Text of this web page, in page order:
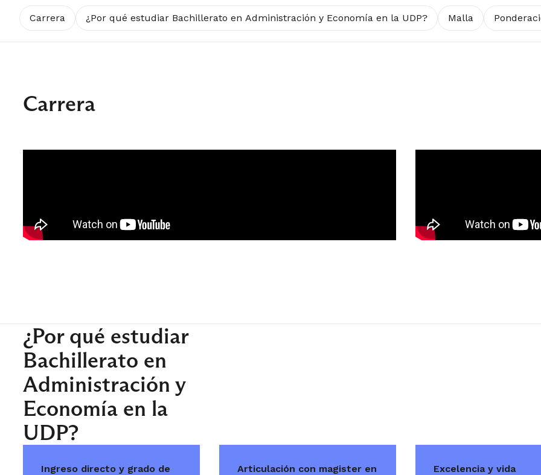
Carrera ¿Por qué estudiar Bachillerato en Administración y Economía en la UDP? Malla
Carrera
¿Por qué estudiar
Bachillerato en
Administración y
Economía en la
UDP?
Ingreso directo y grado de
Articulación con magister en
Excelencia y vida